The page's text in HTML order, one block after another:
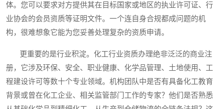
体。您可以要求对方提供其在目标国家或地区的执业许可证、行
业协会的会员资质等证明文件。一个连自身合规都成问题的机
构，很难想象它能为您妥善处理复杂的资质申请。
更重要的是行业积淀。化工行业资质办理绝非泛泛的商业注
册，它涉及环保、安全、职业健康、化学品管理、土地使用、工
程建设许可等数十个专业领域。机构团队中是否有具备化工教育
背景或曾在化工企业、相关监管部门工作的专家？他们是否熟悉